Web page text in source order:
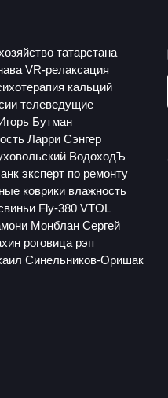
татарстана
VR-релаксация
кальций
телеведущие
Бутман
Ларри Сэнгер
ВодоходЪ
эксперт по ремонту
коврики влажность
Fly-380 VTOL
Монблан Сергей
роговица рэп
Синельников-Оришак